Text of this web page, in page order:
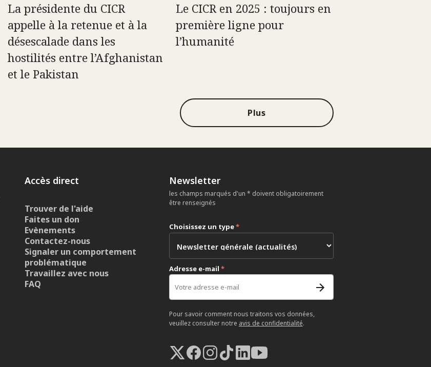
La présidente du CICR
appelle à la retenue et à la
désescalade dans les
hostilités entre l’Afghanistan
et le Pakistan
Le CICR en 2025 : toujours en
première ligne pour
l’humanité
Plus
Accès direct
Trouver de l'aide
Faites un don
Evènements
Contactez-nous
Signaler un comportement
problématique
Travaillez avec nous
FAQ
Newsletter
les champs marqués d'un * doivent obligatoirement
être renseignés
Choisissez un type*
Adresse e-mail *
Pour savoir comment nous traitons vos données,
veuillez consulter notre avis de confidentialité.